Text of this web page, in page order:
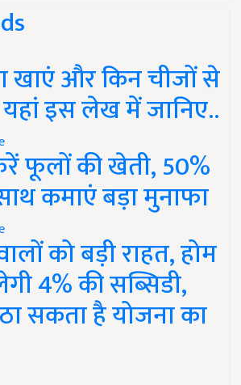
खाएं और किन चीजों से
इस लेख में जानिए..
फूलों की खेती, 50%
कमाएं बड़ा मुनाफा
को बड़ी राहत, होम
4% की सब्सिडी,
सकता है योजना का